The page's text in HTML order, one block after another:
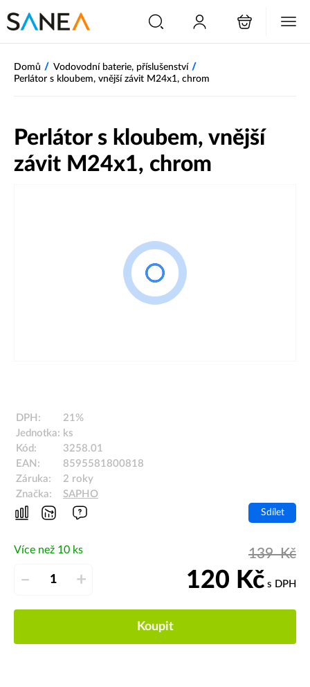
Domů / Vodovodní baterie, příslušenství /
Perlátor s kloubem, vnější závit M24x1, chrom
Perlátor s kloubem, vnější
závit M24x1, chrom
DPH:
21%
Jednotka: ks
Kód:
3258.01
EAN:
8595581800818
Záruka:
2 roky
Značka:
SAPHO
Sdílet
Více než 10 ks
– +
139Kč
120 Kč s DPH
Koupit